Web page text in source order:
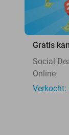
Gratis
Social
Online
Verkocht: